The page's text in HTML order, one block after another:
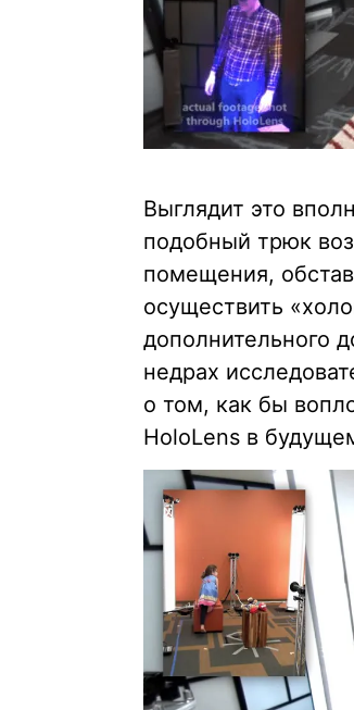
Выглядит это
подобный трюк
помещения,
осуществить
дополнительного
недрах
о том, как бы
HoloLens в